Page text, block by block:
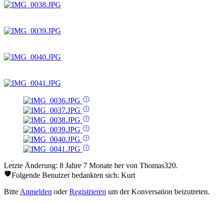
Letzte Änderung: 8 Jahre 7 Monate her von Thomas320.
Folgende Benutzer bedankten sich: Kurt
Bitte Anmelden oderRegistrieren um der Konversation beizutreten.